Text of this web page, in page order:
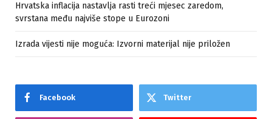
Hrvatska inflacija nastavlja rasti treći mjesec zaredom,
svrstana među najviše stope u Eurozoni
Izrada vijesti nije moguća: Izvorni materijal nije priložen
Facebook Twitter